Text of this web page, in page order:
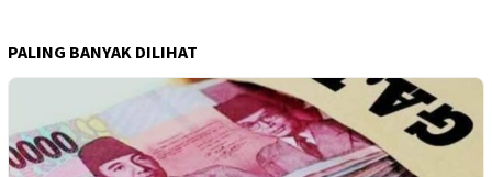
PALING BANYAK DILIHAT